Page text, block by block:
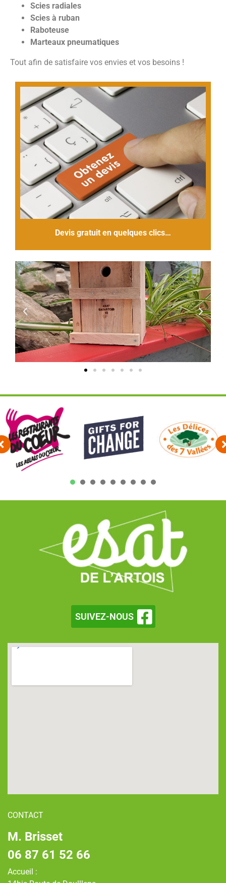
Scies radiales
Scies à ruban
Raboteuse
Marteaux pneumatiques
Tout afin de satisfaire vos envies et vos besoins !
Devis gratuit en quelques clics…
1
SUIVEZ-NOUS
CONTACT
M. Brisset
06 87 61 52 66
Accueil :